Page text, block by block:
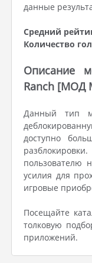
данные
Средний
Количество
Описание
Ranch [МОД
Данный тип
доступно
пользователю
усилия для
игровые
Посещайте
толковую
приложений.